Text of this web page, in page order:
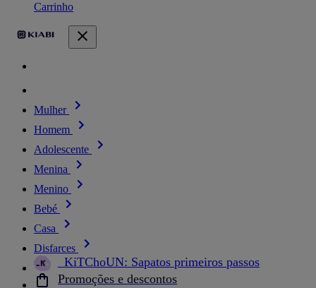
Carrinho
Mulher
Homem
Adolescente
Menina
Menino
Bebé
Casa
Disfarces
_KiTChoUN: Sapatos primeiros passos
Promoções e descontos